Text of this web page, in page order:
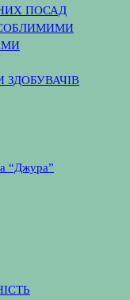
ПОСАД
ЗДОБУВАЧІВ
“Джура”